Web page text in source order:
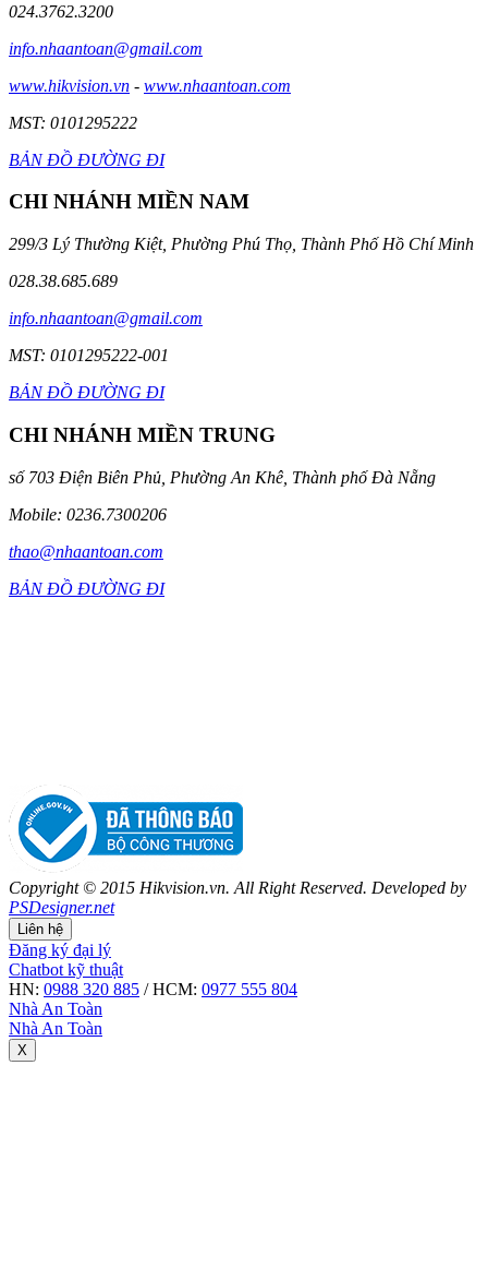
024.3762.3200
info.nhaantoan@gmail.com
www.hikvision.vn - www.nhaantoan.com
MST: 0101295222
BẢN ĐỒ ĐƯỜNG ĐI
CHI NHÁNH MIỀN NAM
299/3 Lý Thường Kiệt, Phường Phú Thọ, Thành Phố Hồ Chí Minh
028.38.685.689
info.nhaantoan@gmail.com
MST: 0101295222-001
BẢN ĐỒ ĐƯỜNG ĐI
CHI NHÁNH MIỀN TRUNG
số 703 Điện Biên Phủ, Phường An Khê, Thành phố Đà Nẵng
Mobile: 0236.7300206
thao@nhaantoan.com
BẢN ĐỒ ĐƯỜNG ĐI
Copyright © 2015 Hikvision.vn. All Right Reserved. Developed by
PSDesigner.net
Liên hệ
Đăng ký đại lý
Chatbot kỹ thuật
HN: 0988 320 885 / HCM: 0977 555 804
Nhà An Toàn
Nhà An Toàn
X